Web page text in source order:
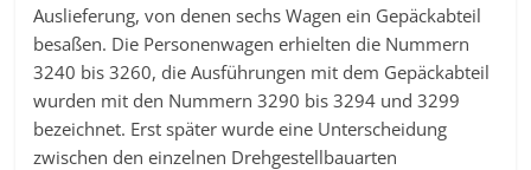
Auslieferung, von denen sechs Wagen ein Gepäckabteil
besaßen. Die Personenwagen erhielten die Nummern
3240 bis 3260, die Ausführungen mit dem Gepäckabteil
wurden mit den Nummern 3290 bis 3294 und 3299
bezeichnet. Erst später wurde eine Unterscheidung
zwischen den einzelnen Drehgestellbauarten